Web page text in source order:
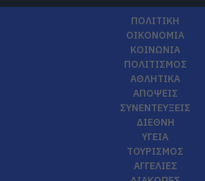
ΠΟΛΙΤΙΚΗ
ΟΙΚΟΝΟΜΙΑ
ΚΟΙΝΩΝΙΑ
ΠΟΛΙΤΙΣΜΟΣ
ΑΘΛΗΤΙΚΑ
ΑΠΟΨΕΙΣ
ΣΥΝΕΝΤΕΥΞΕΙΣ
ΔΙΕΘΝΗ
ΥΓΕΙΑ
ΤΟΥΡΙΣΜΟΣ
ΑΓΓΕΛΙΕΣ